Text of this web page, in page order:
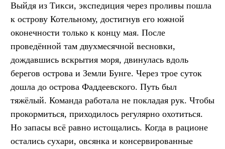
Выйдя из Тикси, экспедиция через проливы пошла
к острову Котельному, достигнув его южной
оконечности только к концу мая. После
проведённой там двухмесячной весновки,
дождавшись вскрытия моря, двинулась вдоль
берегов острова и Земли Бунге. Через трое суток
дошла до острова Фаддеевского. Путь был
тяжёлый. Команда работала не покладая рук. Чтобы
прокормиться, приходилось регулярно охотиться.
Но запасы всё равно истощались. Когда в рационе
остались сухари, овсянка и консервированные